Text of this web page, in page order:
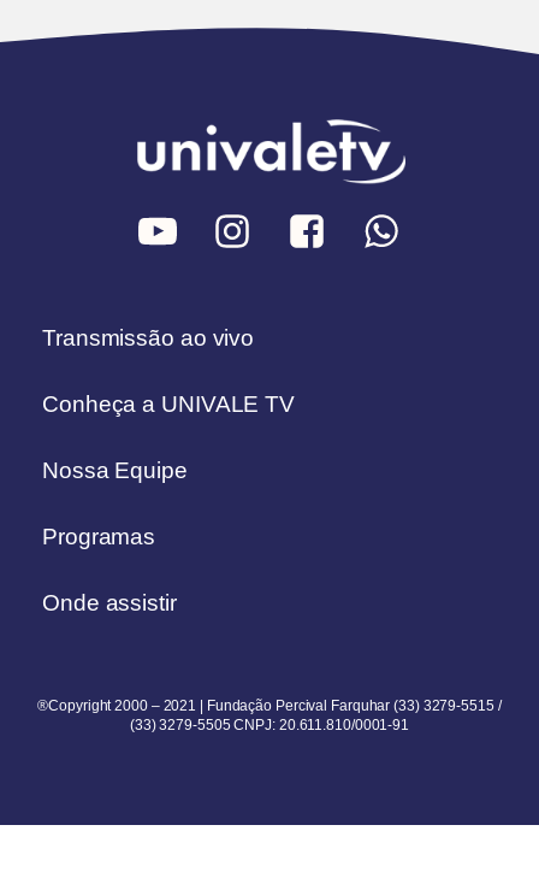
Transmissão ao vivo
Conheça a UNIVALE TV
Nossa Equipe
Programas
Onde assistir
®Copyright 2000 – 2021 | Fundação Percival Farquhar (33) 3279-5515 /
(33) 3279-5505 CNPJ: 20.611.810/0001-91